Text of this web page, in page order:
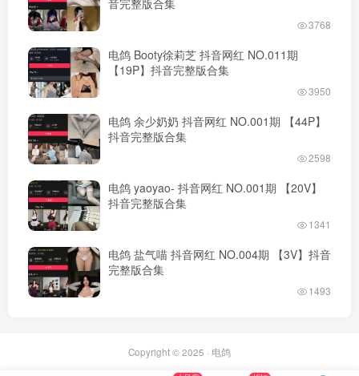
3768
电鸽 Booty徐莉芝 抖音网红 NO.011期
【19P】抖音完整版合集
3950
电鸽 余少奶奶 抖音网红 NO.001期 【44P】
抖音完整版合集
2598
电鸽 yaoyao- 抖音网红 NO.001期 【20V】
抖音完整版合集
1341
电鸽 盐气喵 抖音网红 NO.004期 【3V】抖音
完整版合集
1493
Copyright © 2025 · 电鸽